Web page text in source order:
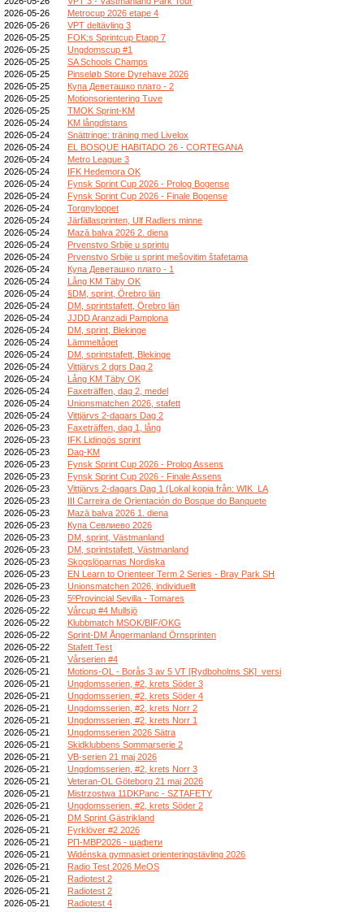
2026-05-26
Metrocup 2026 etape 4
2026-05-26
VPT deltävling 3
2026-05-25
FOK:s Sprintcup Etapp 7
2026-05-25
Ungdomscup #1
2026-05-25
SA Schools Champs
2026-05-25
Pinseløb Store Dyrehave 2026
2026-05-25
Купа Деветашко плато - 2
2026-05-25
Motionsorientering Tuve
2026-05-25
TMOK Sprint-KM
2026-05-24
KM långdistans
2026-05-24
Snättringe: träning med Livelox
2026-05-24
EL BOSQUE HABITADO 26 - CORTEGANA
2026-05-24
Metro League 3
2026-05-24
IFK Hedemora OK
2026-05-24
Fynsk Sprint Cup 2026 - Prolog Bogense
2026-05-24
Fynsk Sprint Cup 2026 - Finale Bogense
2026-05-24
Torgnyloppet
2026-05-24
Järfällasprinten, Ulf Radlers minne
2026-05-24
Mazā balva 2026 2. diena
2026-05-24
Prvenstvo Srbije u sprintu
2026-05-24
Prvenstvo Srbije u sprint mešovitim štafetama
2026-05-24
Купа Деветашко плато - 1
2026-05-24
Lång KM Täby OK
2026-05-24
§DM, sprint, Örebro län
2026-05-24
DM, sprintstafett, Örebro län
2026-05-24
JJDD Aranzadi Pamplona
2026-05-24
DM, sprint, Blekinge
2026-05-24
Lämmeltåget
2026-05-24
DM, sprintstafett, Blekinge
2026-05-24
Vittjärvs 2 dgrs Dag 2
2026-05-24
Lång KM Täby OK
2026-05-24
Faxeträffen, dag 2, medel
2026-05-24
Unionsmatchen 2026, stafett
2026-05-24
Vittjärvs 2-dagars Dag 2
2026-05-23
Faxeträffen, dag 1, lång
2026-05-23
IFK Lidingös sprint
2026-05-23
Dag-KM
2026-05-23
Fynsk Sprint Cup 2026 - Prolog Assens
2026-05-23
Fynsk Sprint Cup 2026 - Finale Assens
2026-05-23
Vittjärvs 2-dagars Dag 1 (Lokal kopia från: WIK_LA
2026-05-23
III Carreira de Orientación do Bosque do Banquete
2026-05-23
Mazā balva 2026 1. diena
2026-05-23
Купа Севлиево 2026
2026-05-23
DM, sprint, Västmanland
2026-05-23
DM, sprintstafett, Västmanland
2026-05-23
Skogslöparnas Nordiska
2026-05-23
EN Learn to Orienteer Term 2 Series - Bray Park SH
2026-05-23
Unionsmatchen 2026, individuellt
2026-05-23
5ºProvincial Sevilla - Tomares
2026-05-22
Vårcup #4 Mullsjö
2026-05-22
Klubbmatch MSOK/BIF/OKG
2026-05-22
Sprint-DM Ångermanland Örnsprinten
2026-05-22
Stafett Test
2026-05-21
Vårserien #4
2026-05-21
Motions-OL - Borås 3 av 5 VT [Rydboholms SK]_versi
2026-05-21
Ungdomsserien, #2, krets Söder 3
2026-05-21
Ungdomsserien, #2, krets Söder 4
2026-05-21
Ungdomsserien, #2, krets Norr 2
2026-05-21
Ungdomsserien, #2, krets Norr 1
2026-05-21
Ungdomsserien 2026 Sätra
2026-05-21
Skidklubbens Sommarserie 2
2026-05-21
VB-serien 21 maj 2026
2026-05-21
Ungdomsserien, #2, krets Norr 3
2026-05-21
Veteran-OL Göteborg 21 maj 2026
2026-05-21
Mistrzostwa 11DKPanc - SZTAFETY
2026-05-21
Ungdomsserien, #2, krets Söder 2
2026-05-21
DM Sprint Gästrikland
2026-05-21
Fyrklöver #2 2026
2026-05-21
РП-МВР2026 - щафети
2026-05-21
Widénska gymnasiet orienteringstävling 2026
2026-05-21
Radio Test 2026 MeOS
2026-05-21
Radiotest 2
2026-05-21
Radiotest 2
2026-05-21
Radiotest 4